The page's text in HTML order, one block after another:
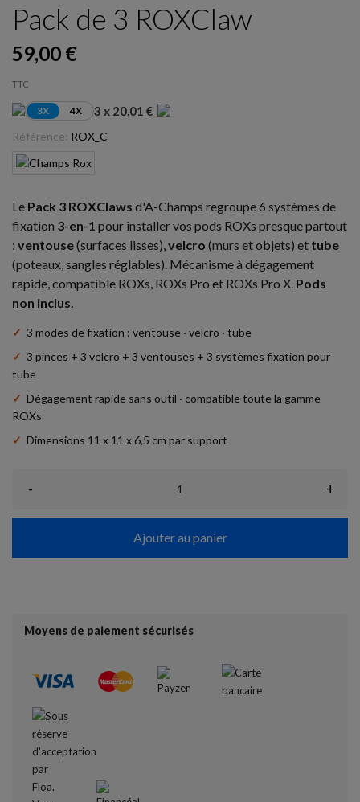
Pack de 3 ROXClaw
59,00 €
TTC
3X 4X 3 x 20,01 €
Référence: ROX_C
Le Pack 3 ROXClaws d'A-Champs regroupe 6 systèmes de
fixation 3-en-1 pour installer vos pods ROXs presque partout
: ventouse(surfaces lisses), velcro (murs et objets) et tube
(poteaux, sangles réglables). Mécanisme à dégagement
rapide, compatible ROXs, ROXs Pro et ROXs Pro X. Pods
non inclus.
✓ 3 modes de fixation : ventouse · velcro · tube
✓ 3 pinces + 3 velcro + 3 ventouses + 3 systèmes fixation pour
tube
✓ Dégagement rapide sans outil · compatible toute la gamme
ROXs
✓ Dimensions 11 x 11 x 6,5 cm par support
- +
Ajouter au panier
Moyens de paiement sécurisés